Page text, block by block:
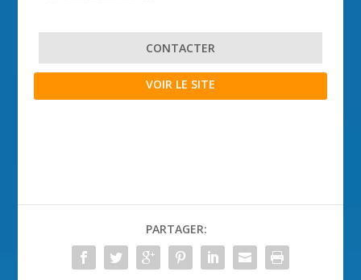
CONTACTER
VOIR LE SITE
PARTAGER: